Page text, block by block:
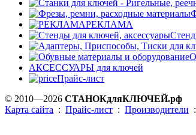
РЕКЛАМА
АКСЕССУАРЫ для ключей
Прайс-лист
© 2010—2026 СТАНОКдляКЛЮЧЕЙ.рф
Карта сайта : Прайс-лист : Производители :